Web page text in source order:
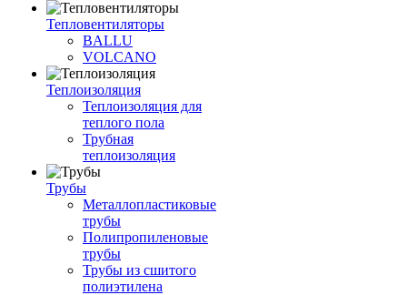
Тепловентиляторы
BALLU
VOLCANO
Теплоизоляция
Теплоизоляция для
теплого пола
Трубная
теплоизоляция
Трубы
Металлопластиковые
трубы
Полипропиленовые
трубы
Трубы из сшитого
полиэтилена